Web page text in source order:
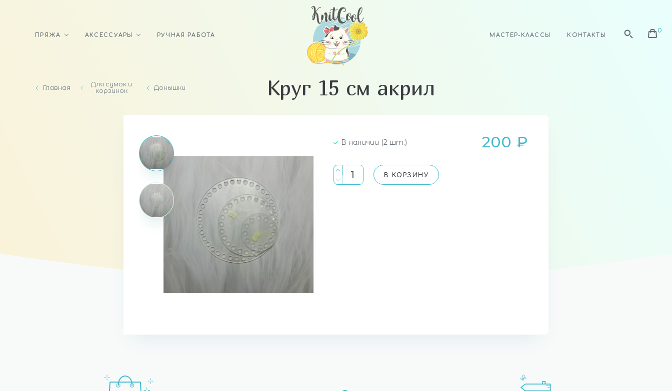
ПРЯЖА АКСЕССУАРЫ РУЧНАЯ РАБОТА МАСТЕР-КЛАССЫ КОНТАКТЫ
Главная
Для сумок и
корзинок
Донышки Круг 15 см акрил
В наличии (2 шт.) 200 ₽
В КОРЗИНУ